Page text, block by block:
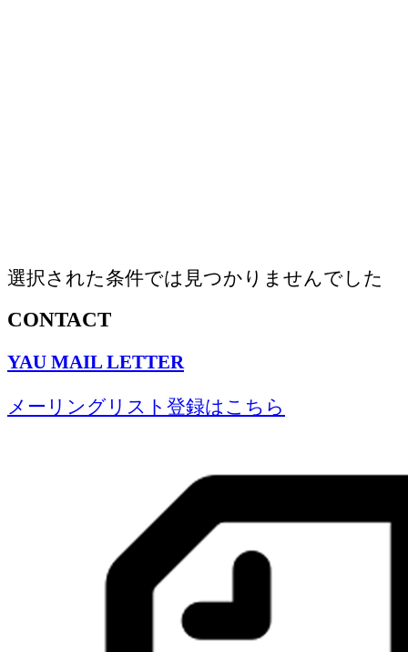
選択された条件では見つかりませんでした
CONTACT
YAU MAIL LETTER
メーリングリスト登録はこちら